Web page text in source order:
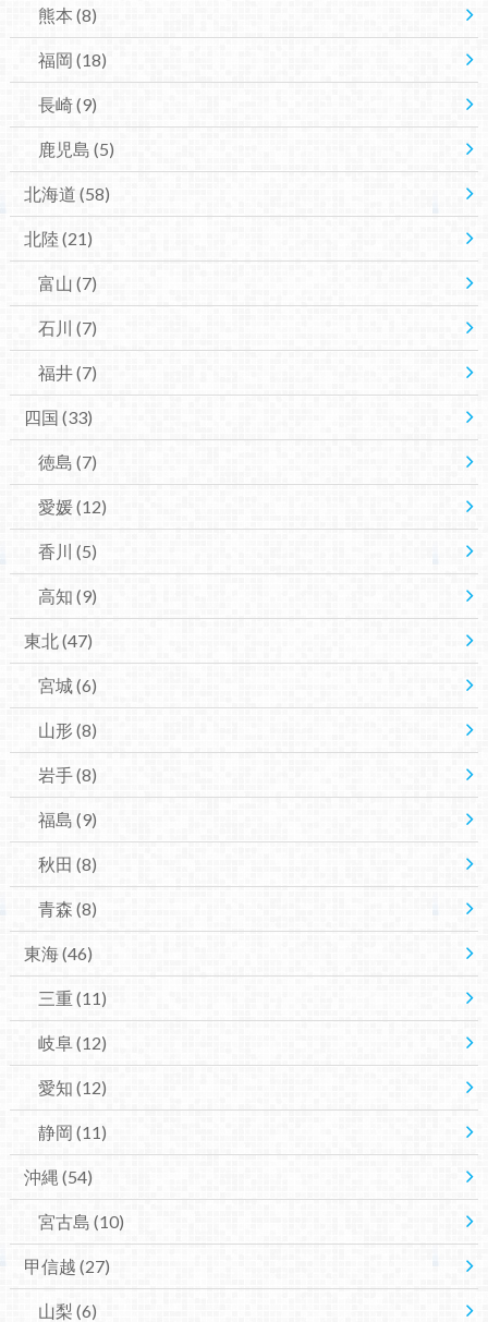
熊本 (8)
福岡 (18)
長崎(9)
鹿児島 (5)
北海道 (58)
北陸 (21)
富山 (7)
石川 (7)
福井(7)
四国 (33)
徳島 (7)
愛媛(12)
香川 (5)
高知 (9)
東北(47)
宮城(6)
山形 (8)
岩手(8)
福島 (9)
秋田 (8)
青森 (8)
東海(46)
三重(11)
岐阜(12)
愛知 (12)
静岡 (11)
沖縄 (54)
宮古島 (10)
甲信越 (27)
山梨 (6)